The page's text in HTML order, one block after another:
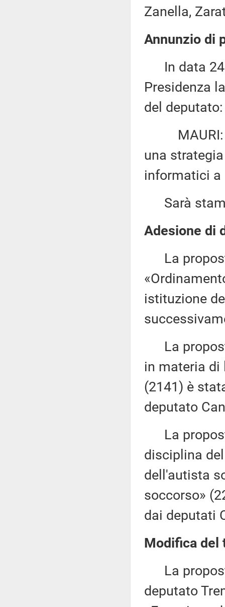
Zanella,
Annunzio di
In data 24
Presidenza
del deputato:
MAURI:
una
informatici a
Sarà
Adesione di
La
istituzione
La
in materia
(2141) è
deputato
La
disciplina
dell'autista
soccorso»
dai deputati
Modifica del
La
deputato